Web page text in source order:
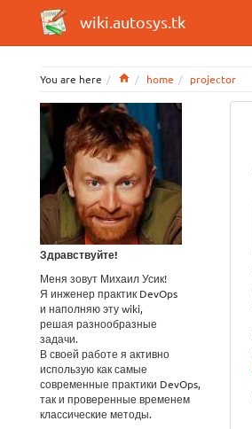
wiki.autosys.tk
You are here Homehome projector
Здравствуйте!
Меня зовут Михаил Усик!
Я инженер практик DevOps
и наполняю эту wiki,
решая разнообразные
задачи.
В своей работе я активно
использую как самые
современные практики DevOps,
так и проверенные временем
классические методы.